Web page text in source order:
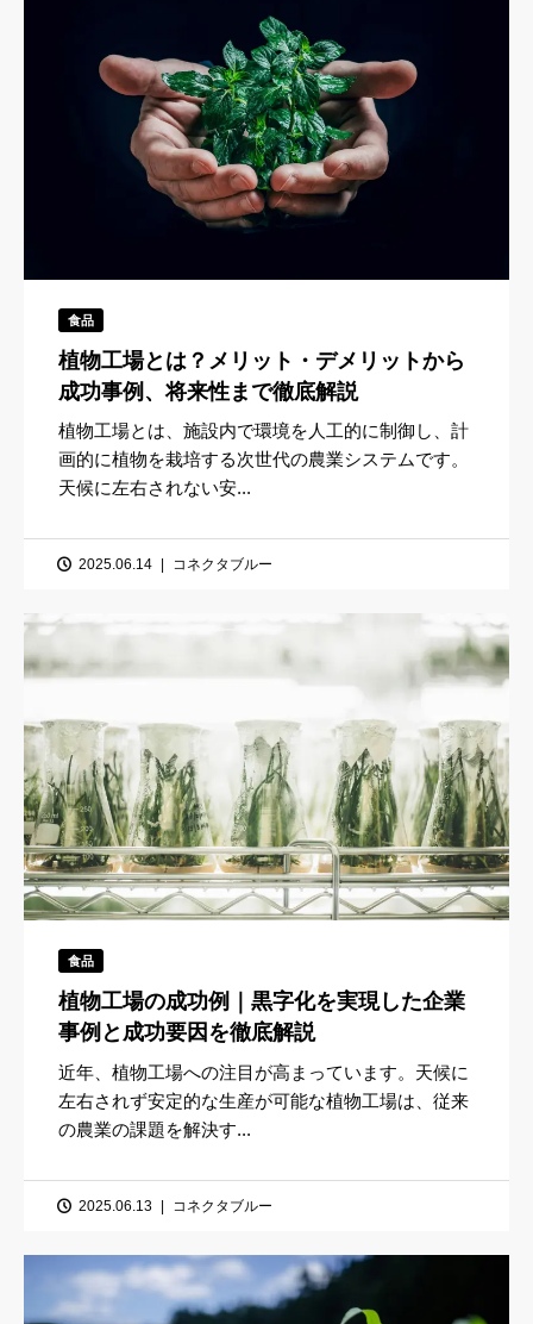
食品
植物工場とは？メリット・デメリットから
成功事例、将来性まで徹底解説
植物工場とは、施設内で環境を人工的に制御し、計
画的に植物を栽培する次世代の農業システムです。
天候に左右されない安...
2025.06.14 コネクタブルー
食品
植物工場の成功例｜黒字化を実現した企業
事例と成功要因を徹底解説
近年、植物工場への注目が高まっています。天候に
左右されず安定的な生産が可能な植物工場は、従来
の農業の課題を解決す...
2025.06.13 コネクタブルー